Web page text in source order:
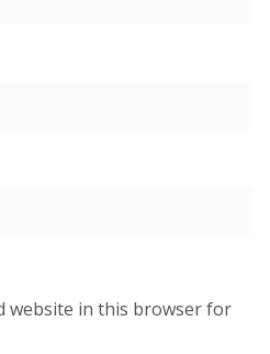
website in this browser for